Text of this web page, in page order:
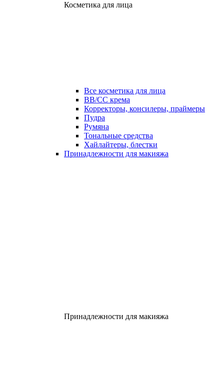
Косметика для лица
Все косметика для лица
ВВ/СС крема
Корректоры, консилеры, праймеры
Пудра
Румяна
Тональные средства
Хайлайтеры, блестки
Принадлежности для макияжа
Принадлежности для макияжа